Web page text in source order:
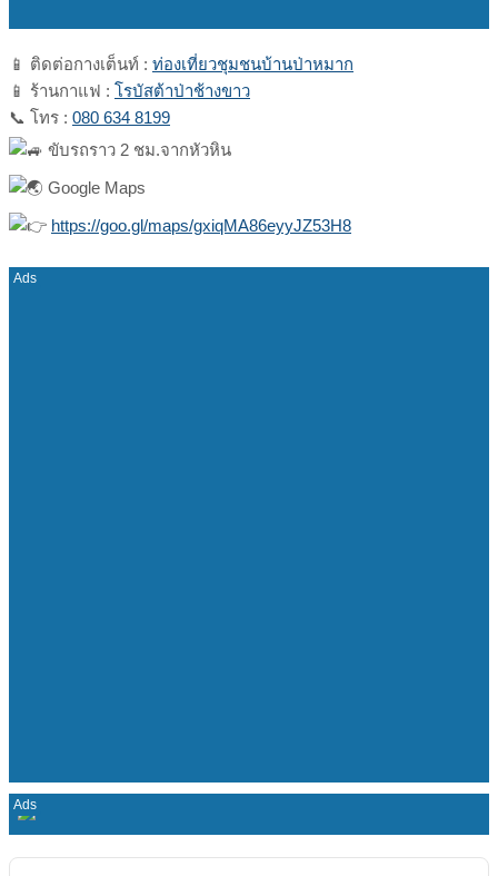
📱 ติดต่อกางเต็นท์ : ท่องเที่ยวชุมชนบ้านป่าหมาก
📱 ร้านกาแฟ : โรบัสต้าป่าช้างขาว
📞 โทร : 080 634 8199
ขับรถราว 2 ชม.จากหัวหิน
Google Maps
https://goo.gl/maps/gxiqMA86eyyJZ53H8